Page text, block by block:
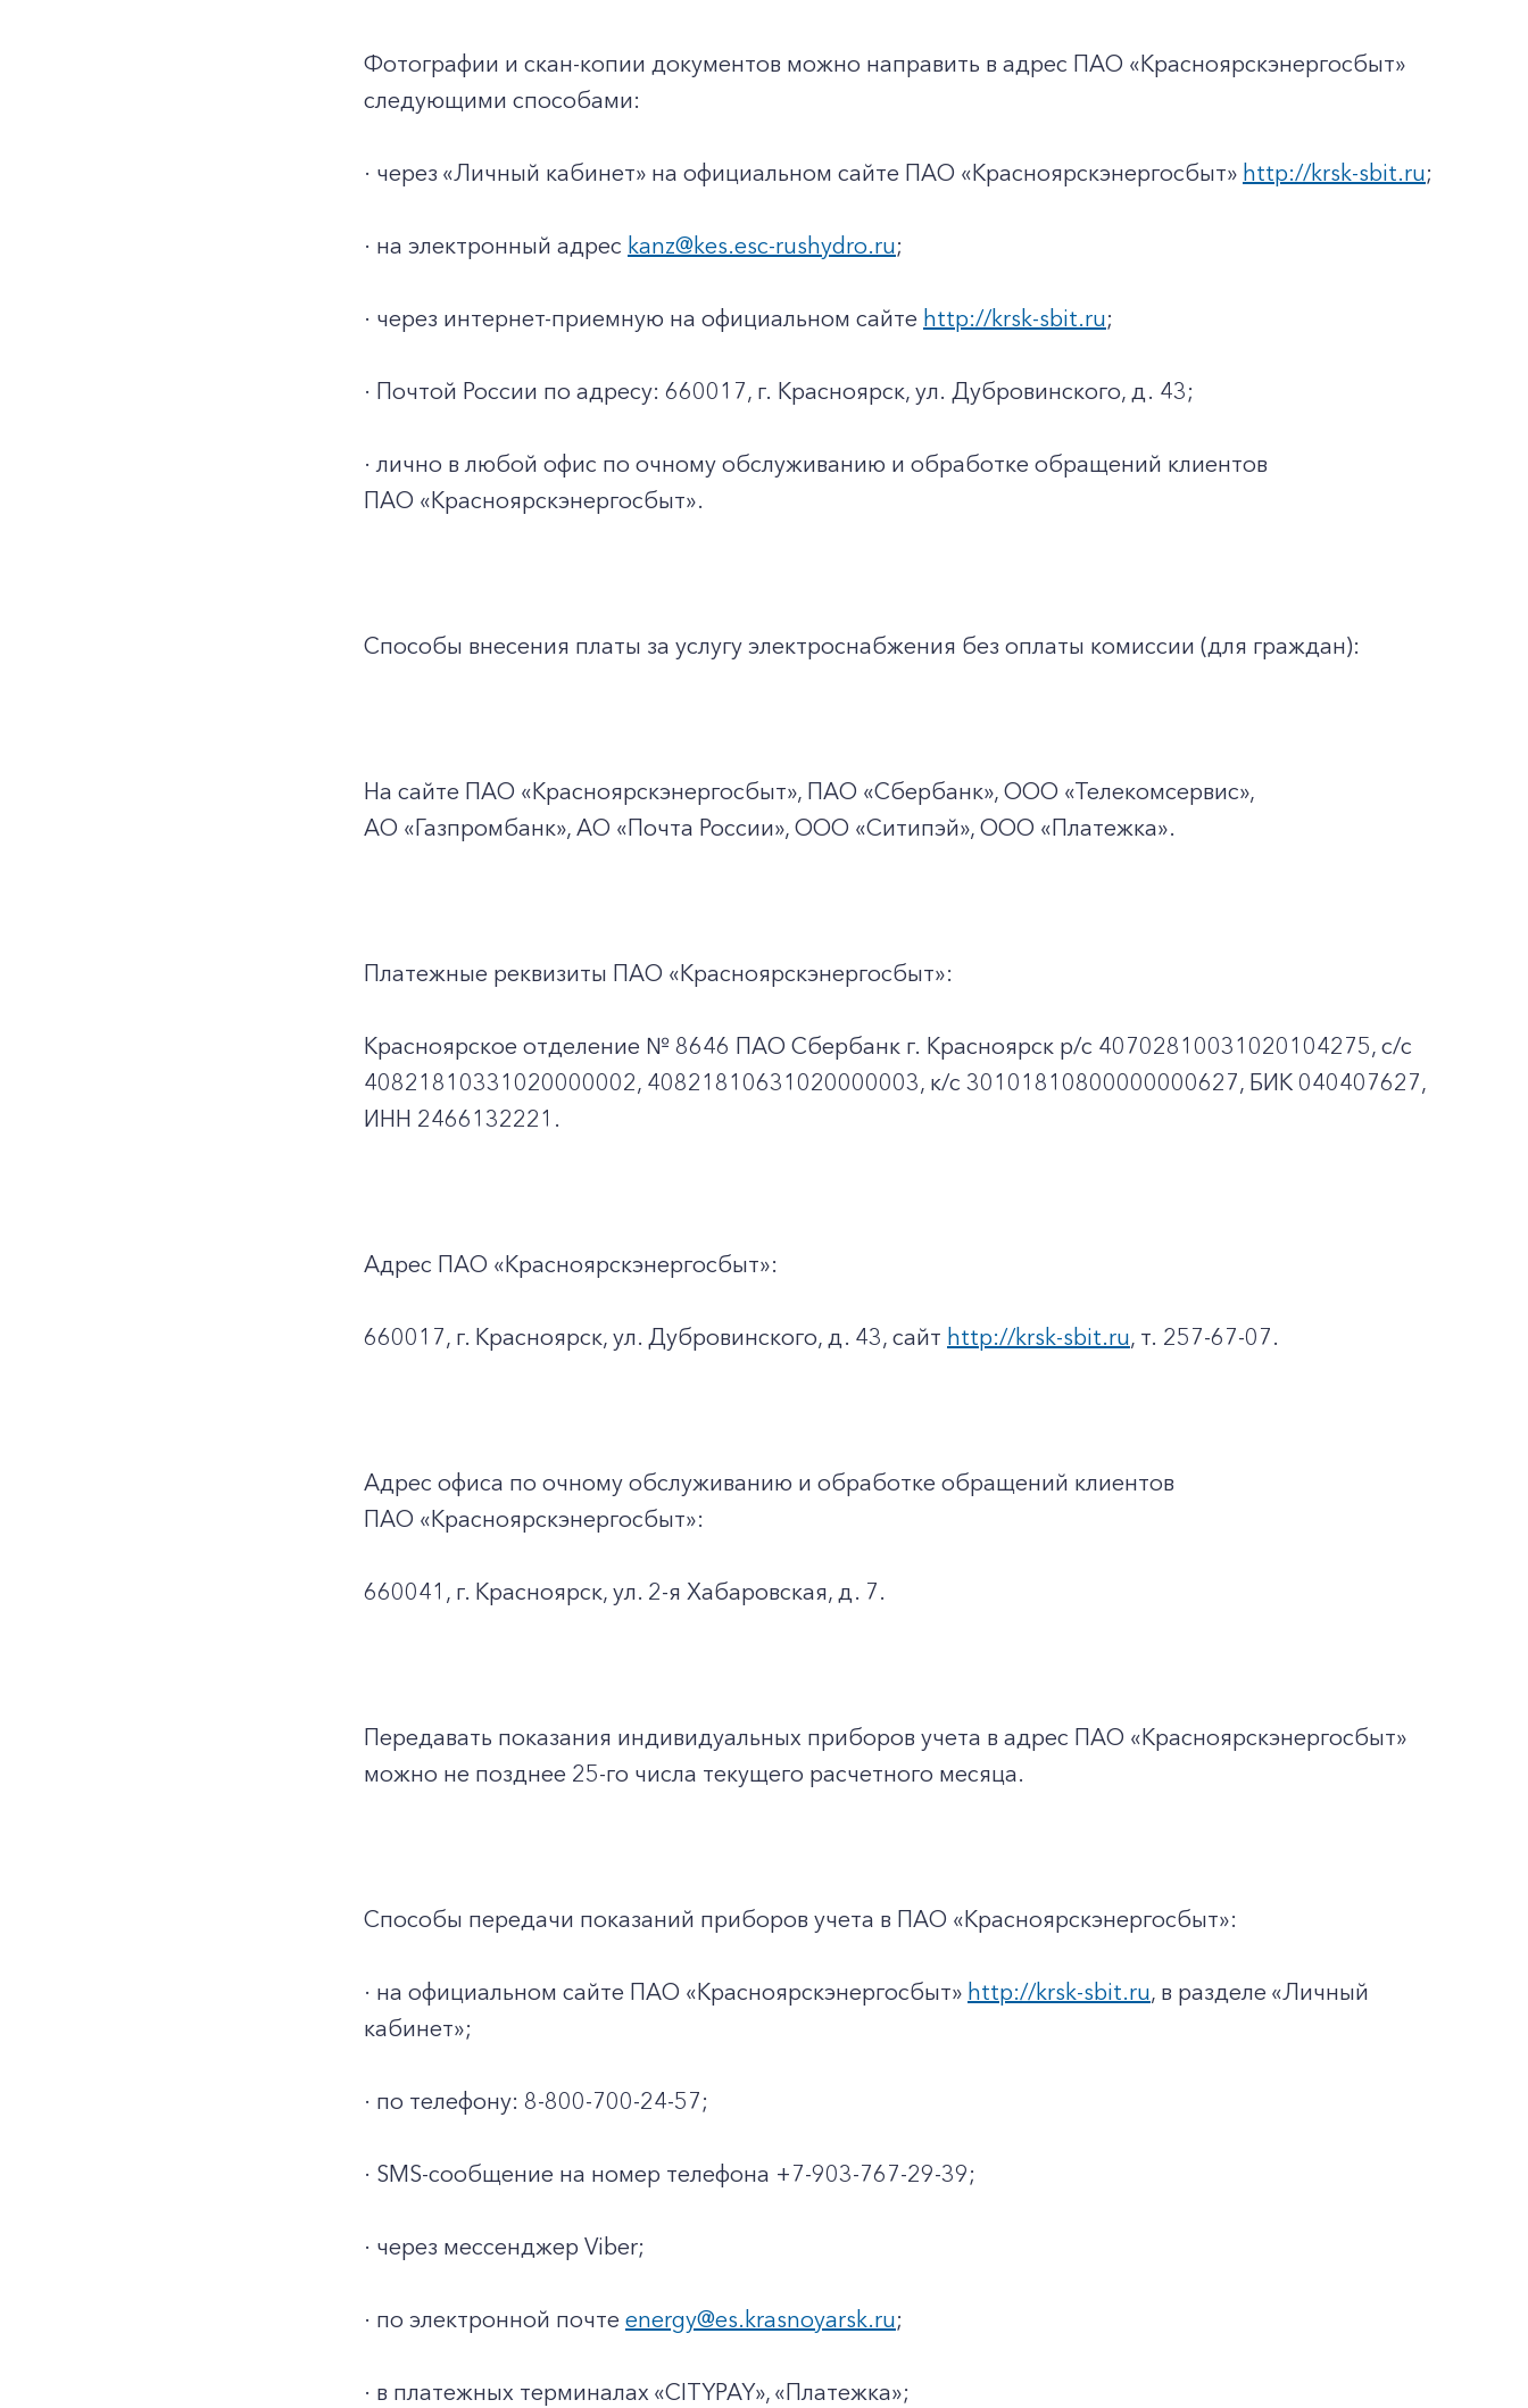
Заказать обратный звонок
Корпоративным клиентам
Фотографии и скан-копии документов можно направить в адрес ПАО «Красноярскэнергосбыт»
следующими способами:
· через «Личный кабинет» на официальном сайте ПАО «Красноярскэнергосбыт» http://krsk-sbit.ru;
· на электронный адрес kanz@kes.esc-rushydro.ru;
· через интернет-приемную на официальном сайте http://krsk-sbit.ru;
· Почтой России по адресу: 660017, г. Красноярск, ул. Дубровинского, д. 43;
· лично в любой офис по очному обслуживанию и обработке обращений клиентов
ПАО «Красноярскэнергосбыт».
Способы внесения платы за услугу электроснабжения без оплаты комиссии (для граждан):
На сайте ПАО «Красноярскэнергосбыт», ПАО «Сбербанк», ООО «Телекомсервис»,
АО «Газпромбанк», АО «Почта России», ООО «Ситипэй», ООО «Платежка».
Платежные реквизиты ПАО «Красноярскэнергосбыт»:
Красноярское отделение № 8646 ПАО Сбербанк г. Красноярск p/c 40702810031020104275, с/с
40821810331020000002, 40821810631020000003, к/c 30101810800000000627, БИК 040407627,
ИНН 2466132221.
Адрес ПАО «Красноярскэнергосбыт»:
660017, г. Красноярск, ул. Дубровинского, д. 43, сайт http://krsk-sbit.ru, т. 257-67-07.
Адрес офиса по очному обслуживанию и обработке обращений клиентов
ПАО «Красноярскэнергосбыт»:
660041, г. Красноярск, ул. 2-я Хабаровская, д. 7.
Передавать показания индивидуальных приборов учета в адрес ПАО «Красноярскэнергосбыт»
можно не позднее 25-го числа текущего расчетного месяца.
Способы передачи показаний приборов учета в ПАО «Красноярскэнергосбыт»:
· на официальном сайте ПАО «Красноярскэнергосбыт» http://krsk-sbit.ru, в разделе «Личный
кабинет»;
· по телефону: 8-800-700-24-57;
· SMS-сообщение на номер телефона +7-903-767-29-39;
· через мессенджер Viber;
· по электронной почте energy@es.krasnoyarsk.ru;
· в платежных терминалах «CITYPAY», «Платежка»;